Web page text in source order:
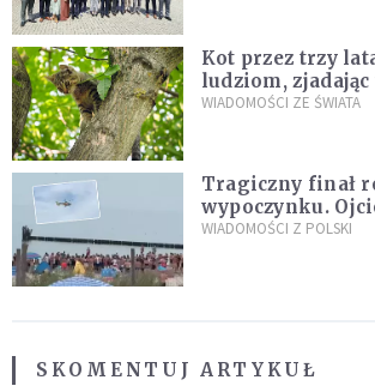
Kot przez trzy
ludziom,
kaczki. W końcu
WIADOMOŚCI ZE ŚWIATA
Tragiczny finał
wypoczynku.
zarzuty
WIADOMOŚCI Z POLSKI
SKOMENTUJ ARTYKUŁ